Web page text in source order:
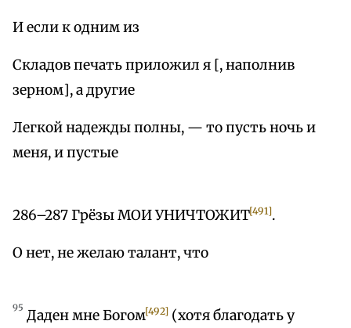
И если к одним из
Складов печать приложил я [, наполнив
зерном], а другие
Легкой надежды полны, — то пусть ночь и
меня, и пустые
286–287 Грёзы МОИ УНИЧТОЖИТ[491].
О нет, не желаю талант, что
95 Даден мне Богом[492] (хотя благодать у